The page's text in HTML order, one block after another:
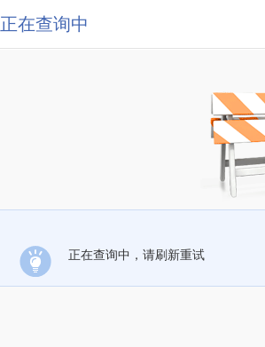
正在查询中
正在查询中，请刷新重试